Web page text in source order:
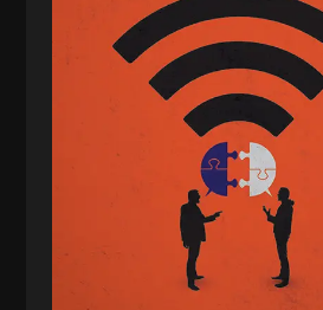
برهمند، یسنا امان‌پور، سروش کرمیان،
رجبی، زهرا فکرانه، فائزه فتحی
مانی لطفی زاده
ثابت